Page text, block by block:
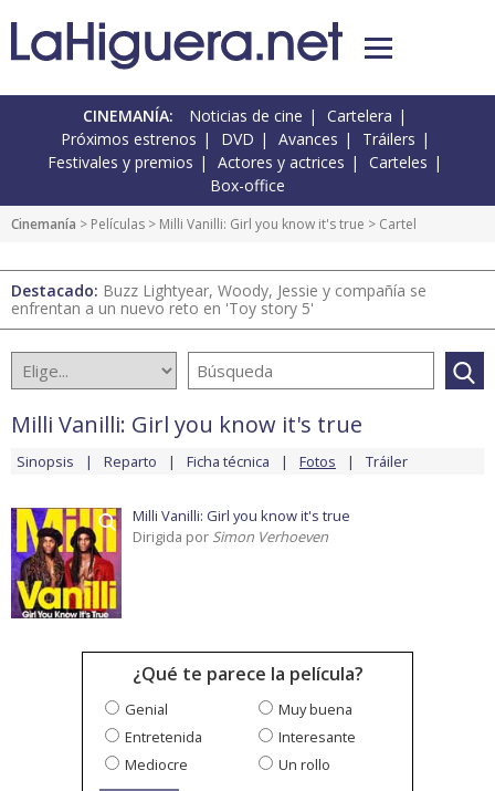
CINEMANÍA: Noticias de cine
Cartelera
Próximos estrenos
DVD Avances
Tráilers
Festivales y premios
Actores y actrices
Carteles
Box-office
Cinemanía > Películas > Milli Vanilli: Girl you know it's true > Cartel
Destacado: Buzz Lightyear, Woody, Jessie y compañía se
enfrentan a un nuevo reto en 'Toy story 5'
Milli Vanilli: Girl you know it's true
Sinopsis Reparto Ficha técnica Fotos Tráiler
Milli Vanilli: Girl you know it's true
Dirigida por Simon Verhoeven
¿Qué te parece la película?
Genial
Muy buena
Entretenida
Interesante
Mediocre
Un rollo